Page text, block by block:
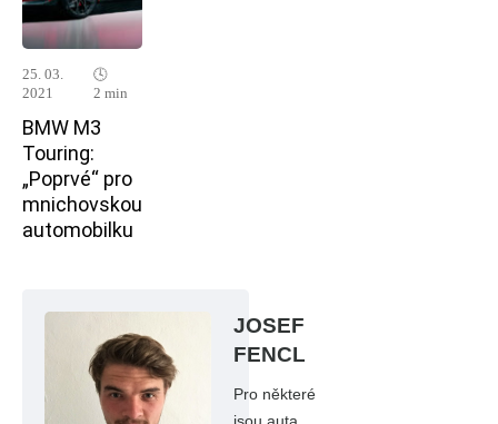
25. 03.
2021
🕓
2 min
BMW M3
Touring:
„Poprvé“ pro
mnichovskou
automobilku
JOSEF
FENCL
Pro některé